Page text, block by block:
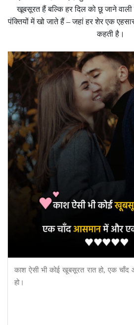
खूबसूरत हैं बल्कि हर दिल को छू जाने वाली
पंक्तियों में खो जाते हैं – जहां हर शेर एक
कहती है।
काश ऐसी भी कोई खूबसूरत रात हो, एक
हो।